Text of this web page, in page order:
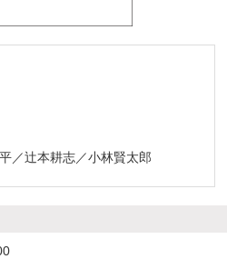
／辻本耕志／小林賢太郎